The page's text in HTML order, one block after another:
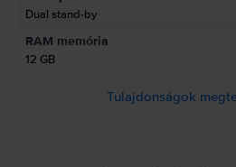
kialakítást. Megvásárolhatja a Flipnél
előnyeivel, beleértve a garanciát, az
részletfizetés lehetőségét.
Olvasd el a kézikönyvet.
Dual stand-by
RAM memória
12 GB
Tulajdonságok